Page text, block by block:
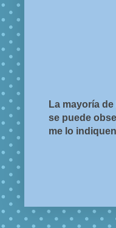
La mayoría
se puede
me lo